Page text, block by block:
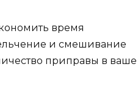
время
и смешивание
приправы в ваше